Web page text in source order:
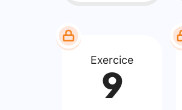
Exercice
9